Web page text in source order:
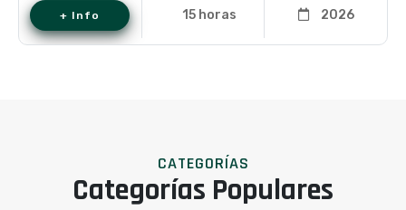
+ Info 15 horas 2026
CATEGORÍAS
Categorías Populares